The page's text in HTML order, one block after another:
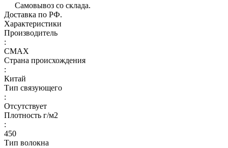
Самовывоз со склада.
Доставка по РФ.
Характеристики
Производитель
:
CMAX
Страна происхождения
:
Китай
Тип связующего
:
Отсутствует
Плотность г/м2
:
450
Тип волокна